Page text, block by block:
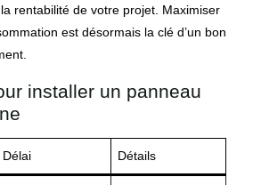
rentabilité de votre projet. Maximiser
est désormais la clé d’un bon
installer un panneau
Délai Détails